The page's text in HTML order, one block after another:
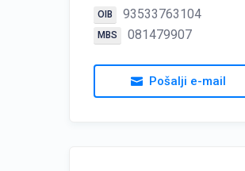
OIB 93533763104
MBS 081479907
Pošalji e-mail